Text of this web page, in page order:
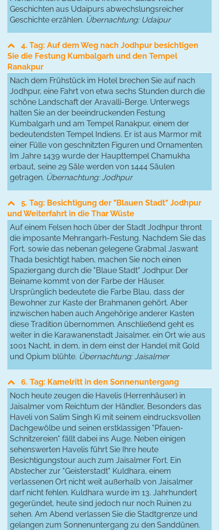
Geschichten aus Udaipurs abwechslungsreicher
Geschichte erzählen. Übernachtung: Udaipur
4. Tag: Auf dem Weg nach Jodhpur besichtigen
Sie die Festung Kumbalgarh und den Tempel
Ranakpur
Nach dem Frühstück im Hotel brechen Sie auf nach
Jodhpur, eine Fahrt von etwa sechs Stunden durch die
schöne Landschaft der Aravalli-Berge. Unterwegs
halten Sie an der beeindruckenden Festung
Kumbalgarh und am Tempel Ranakpur, einem der
bedeutendsten Tempel Indiens. Er ist aus Marmor mit
einer Fülle von geschnitzten Figuren und Ornamenten.
Im Jahre 1439 wurde der Haupttempel Chamukha
erbaut, seine 29 Säle werden von 1444 Säulen
getragen. Übernachtung: Jodhpur
5. Tag: Besichtigung der "Blauen Stadt" Jodhpur
und Weiterfahrt in die Thar Wüste
Auf einem Felsen hoch über der Stadt Jodhpur thront
die imposante Mehrangarh-Festung. Nachdem Sie das
Fort, sowie das nebenan gelegene Grabmal Jaswant
Thada besichtigt haben, machen Sie noch einen
Spaziergang durch die "Blaue Stadt" Jodhpur. Der
Beiname kommt von der Farbe der Häuser.
Ursprünglich bedeutete die Farbe Blau, dass der
Bewohner zur Kaste der Brahmanen gehört. Aber
inzwischen haben auch Angehörige anderer Kasten
diese Tradition übernommen. Anschließend geht es
weiter in die Karawanenstadt Jaisalmer, ein Ort wie aus
1001 Nacht, in dem, in dem einst der Handel mit Gold
und Opium blühte. Übernachtung: Jaisalmer
6. Tag: Kamelritt in den Sonnenuntergang
Noch heute zeugen die Havelis (Herrenhäuser) in
Jaisalmer vom Reichtum der Händler, Besonders das
Haveli von Salim Singh Ki mit seinem eindrucksvollen
Dachgewölbe und seinen erstklassigen "Pfauen-
Schnitzereien" fällt dabei ins Auge. Neben einigen
sehenswerten Havelis führt Sie Ihre heute
Besichtigungstour auch zum Jaisalmer Fort. Ein
Abstecher zur "Geisterstadt" Kuldhara, einem
verlassenen Ort nicht weit außerhalb von Jaisalmer
darf nicht fehlen. Kuldhara wurde im 13. Jahrhundert
gegeründet, heute sind jedoch nur noch Ruinen zu
sehen. Am Abend verlassen Sie die Stadtgrenze und
gelangen zum Sonnenuntergang zu den Sanddünen.